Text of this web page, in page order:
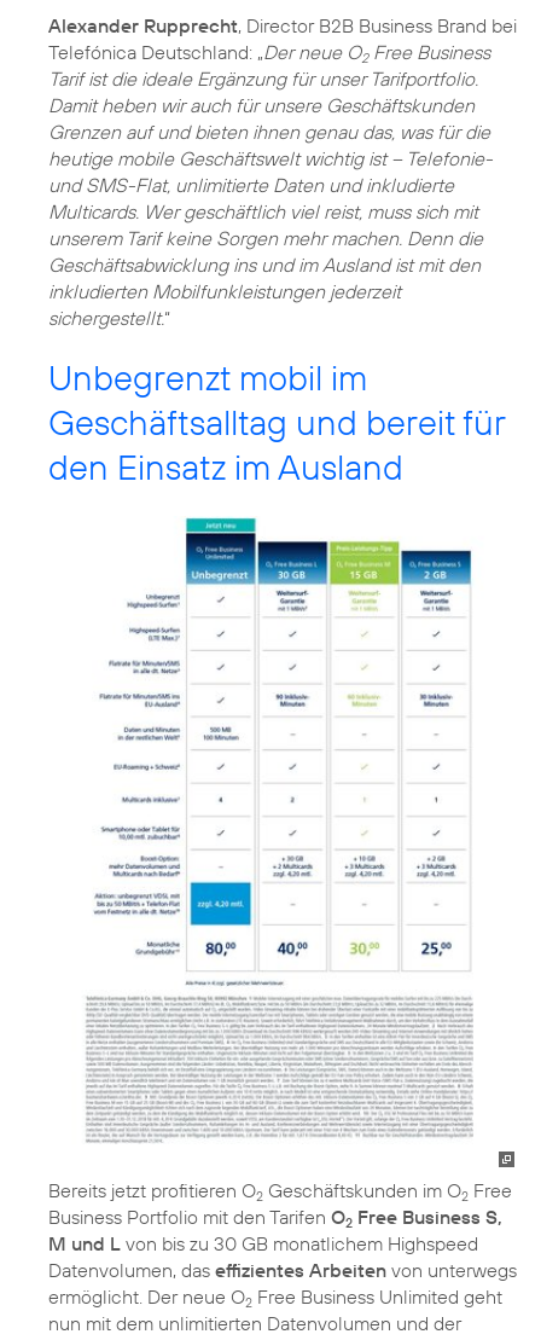
Alexander Rupprecht, Director B2B Business Brand bei
Telefónica Deutschland: „Der neue O2Free Business
Tarif ist die ideale Ergänzung für unser Tarifportfolio.
Damit heben wir auch für unsere Geschäftskunden
Grenzen auf und bieten ihnen genau das, was für die
heutige mobile Geschäftswelt wichtig ist – Telefonie-
und SMS-Flat, unlimitierte Daten und inkludierte
Multicards. Wer geschäftlich viel reist, muss sich mit
unserem Tarif keine Sorgen mehr machen. Denn die
Geschäftsabwicklung ins und im Ausland ist mit den
inkludierten Mobilfunkleistungen jederzeit
sichergestellt.“
Unbegrenzt mobil im
Geschäftsalltag und bereit für
den Einsatz im Ausland
Bereits jetzt profitieren O2 Geschäftskunden im O2 Free
Business Portfolio mit den Tarifen O2 Free Business S,
M und L von bis zu 30 GB monatlichem Highspeed
Datenvolumen, das effizientes Arbeiten von unterwegs
ermöglicht. Der neue O2 Free Business Unlimited geht
nun mit dem unlimitierten Datenvolumen und der